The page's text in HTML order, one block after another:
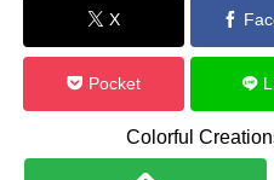
X
Pocket
Colorful